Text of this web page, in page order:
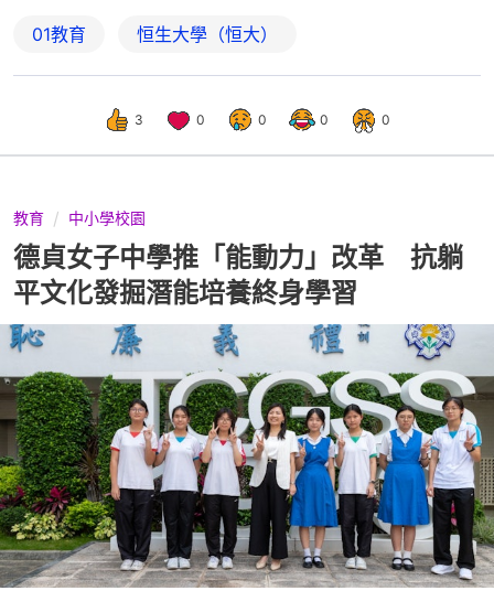
01教育 恒生大學（恒大）
3 0 0 0 0
教育 中小學校園
德貞女子中學推「能動力」改革 抗躺
平文化發掘潛能培養終身學習